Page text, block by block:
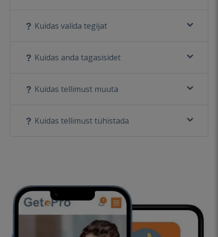
Kuidas valida tegijat
Kuidas anda tagasisidet
Kuidas tellimust muuta
Kuidas tellimust tühistada